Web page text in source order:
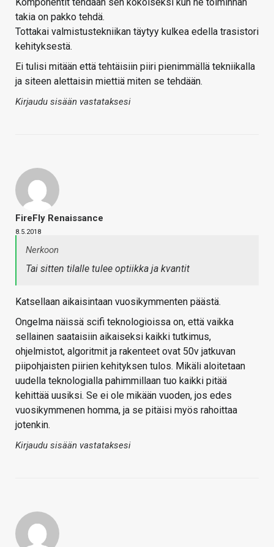
takia on pakko tehdä.
Tottakai valmistustekniikan täytyy kulkea edella trasistori
kehityksestä.
Ei tulisi mitään että tehtäisiin piiri pienimmällä tekniikalla
ja siteen alettaisin miettiä miten se tehdään.
Kirjaudu sisään vastataksesi
FireFly Renaissance
8.5.2018
Nerkoon
Tai sitten tilalle tulee optiikka ja kvantit
Katsellaan aikaisintaan vuosikymmenten päästä.
Ongelma näissä scifi teknologioissa on, että vaikka
sellainen saataisiin aikaiseksi kaikki tutkimus,
ohjelmistot, algoritmit ja rakenteet ovat 50v jatkuvan
piipohjaisten piirien kehityksen tulos. Mikäli aloitetaan
uudella teknologialla pahimmillaan tuo kaikki pitää
kehittää uusiksi. Se ei ole mikään vuoden, jos edes
vuosikymmenen homma, ja se pitäisi myös rahoittaa
jotenkin.
Kirjaudu sisään vastataksesi